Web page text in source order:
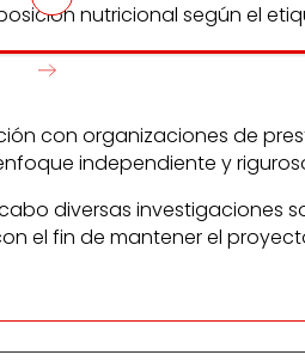
nutricional según el
con organizaciones de
independiente y
cabo diversas
el fin de mantener el